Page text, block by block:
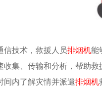
信技术，救援人员排烟机能
集、传输和分析，帮助救
间内了解灾情并派遣排烟机